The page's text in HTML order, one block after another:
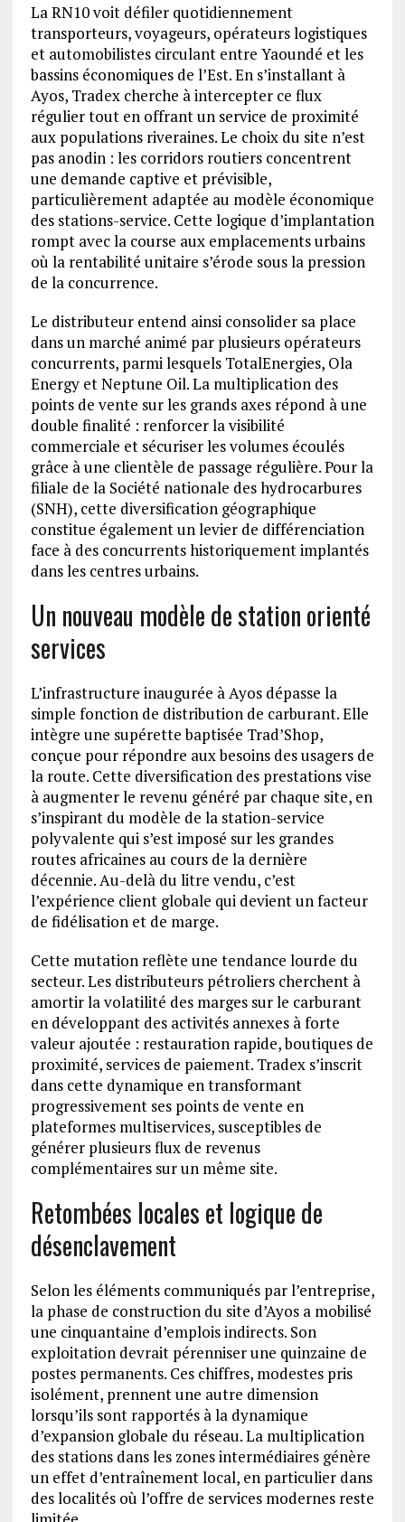
La RN10 voit défiler quotidiennement
transporteurs, voyageurs, opérateurs logistiques
et automobilistes circulant entre Yaoundé et les
bassins économiques de l’Est. En s’installant à
Ayos, Tradex cherche à intercepter ce flux
régulier tout en offrant un service de proximité
aux populations riveraines. Le choix du site n’est
pas anodin : les corridors routiers concentrent
une demande captive et prévisible,
particulièrement adaptée au modèle économique
des stations-service. Cette logique d’implantation
rompt avec la course aux emplacements urbains
où la rentabilité unitaire s’érode sous la pression
de la concurrence.
Le distributeur entend ainsi consolider sa place
dans un marché animé par plusieurs opérateurs
concurrents, parmi lesquels TotalEnergies, Ola
Energy et Neptune Oil. La multiplication des
points de vente sur les grands axes répond à une
double finalité : renforcer la visibilité
commerciale et sécuriser les volumes écoulés
grâce à une clientèle de passage régulière. Pour la
filiale de la Société nationale des hydrocarbures
(SNH), cette diversification géographique
constitue également un levier de différenciation
face à des concurrents historiquement implantés
dans les centres urbains.
Un nouveau modèle de station orienté
services
L’infrastructure inaugurée à Ayos dépasse la
simple fonction de distribution de carburant. Elle
intègre une supérette baptisée Trad’Shop,
conçue pour répondre aux besoins des usagers de
la route. Cette diversification des prestations vise
à augmenter le revenu généré par chaque site, en
s’inspirant du modèle de la station-service
polyvalente qui s’est imposé sur les grandes
routes africaines au cours de la dernière
décennie. Au-delà du litre vendu, c’est
l’expérience client globale qui devient un facteur
de fidélisation et de marge.
Cette mutation reflète une tendance lourde du
secteur. Les distributeurs pétroliers cherchent à
amortir la volatilité des marges sur le carburant
en développant des activités annexes à forte
valeur ajoutée : restauration rapide, boutiques de
proximité, services de paiement. Tradex s’inscrit
dans cette dynamique en transformant
progressivement ses points de vente en
plateformes multiservices, susceptibles de
générer plusieurs flux de revenus
complémentaires sur un même site.
Retombées locales et logique de
désenclavement
Selon les éléments communiqués par l’entreprise,
la phase de construction du site d’Ayos a mobilisé
une cinquantaine d’emplois indirects. Son
exploitation devrait pérenniser une quinzaine de
postes permanents. Ces chiffres, modestes pris
isolément, prennent une autre dimension
lorsqu’ils sont rapportés à la dynamique
d’expansion globale du réseau. La multiplication
des stations dans les zones intermédiaires génère
un effet d’entraînement local, en particulier dans
des localités où l’offre de services modernes reste